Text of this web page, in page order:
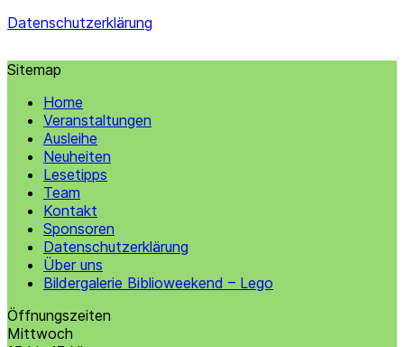
Datenschutzerklärung
Sitemap
Home
Veranstaltungen
Ausleihe
Neuheiten
Lesetipps
Team
Kontakt
Sponsoren
Datenschutzerklärung
Über uns
Bildergalerie Biblioweekend – Lego
Öffnungszeiten
Mittwoch